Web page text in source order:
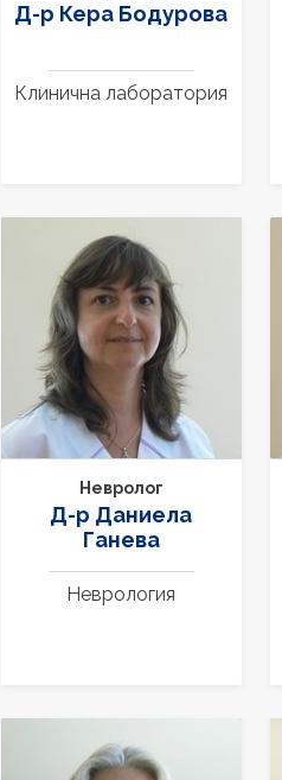
Д-р Кера Бодурова
Клинична лаборатория
Невролог
Д-р Даниела
Ганева
Неврология